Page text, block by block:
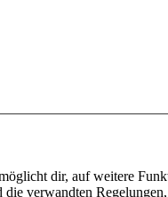
dir, auf weitere
verwandten